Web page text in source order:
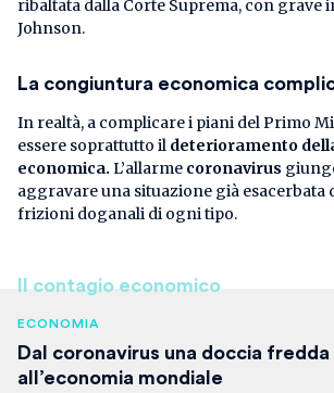
ribaltata dalla Corte Suprema, con grave
Johnson.
La congiuntura economica
In realtà, a complicare i piani del Primo
essere soprattutto il deterioramento
economica. L’allarme coronavirus
aggravare una situazione già esacerbata
frizioni doganali di ogni tipo.
Il contagio economico
ECONOMIA
Dal coronavirus una doccia fredda
all’economia mondiale